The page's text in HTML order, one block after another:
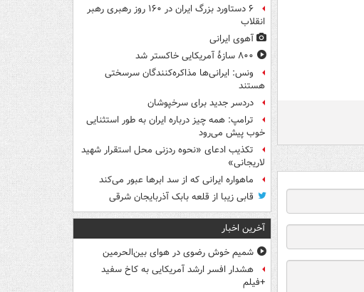
۶ دستاورد بزرگ ایران در ۱۶۰ روز رهبری رهبر
انقلاب
آهوی ایرانی
۸۰۰ سازۀ آمریکایی خاکستر شد
ونس: ایرانی‌ها مذاکره‌کنندگان سرسختی
هستند
دردسر جدید برای سرخپوشان
ترامپ: همه چیز درباره ایران به طور استثنایی
خوب پیش می‌رود
تکذیب ادعای «نحوه ردزنی محل استقرار شهید
لاریجانی»
ماهواره ایرانی که از سد ابرها عبور می‌کند
قابی زیبا از قلعه بابک آذربایجان شرقی
آخرین اخبار
شمیم خوش رضوی در هوای بین‌الحرمین
هشدار افسر ارشد آمریکایی به کاخ سفید
+فیلم